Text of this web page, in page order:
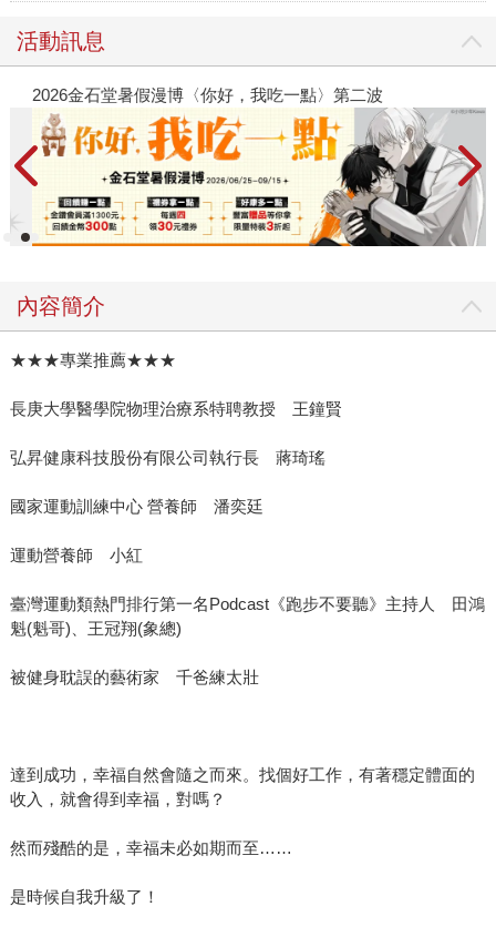
活動訊息
2026金石堂暑假漫博〈你好，我吃一點〉第二波
內容簡介
★★★專業推薦★★★
長庚大學醫學院物理治療系特聘教授 王鐘賢
弘昇健康科技股份有限公司執行長 蔣琦瑤
國家運動訓練中心 營養師 潘奕廷
運動營養師 小紅
臺灣運動類熱門排行第一名Podcast《跑步不要聽》主持人 田鴻
魁(魁哥)、王冠翔(象總)
被健身耽誤的藝術家 千爸練太壯
達到成功，幸福自然會隨之而來。找個好工作，有著穩定體面的
收入，就會得到幸福，對嗎？
然而殘酷的是，幸福未必如期而至……
是時候自我升級了！